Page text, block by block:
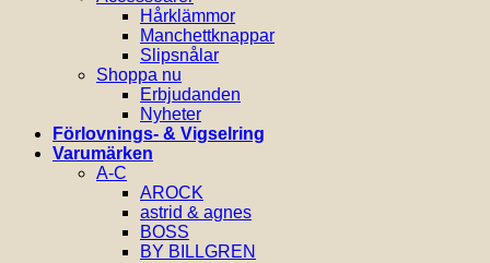
Hårklämmor
Manchettknappar
Slipsnålar
Shoppa nu
Erbjudanden
Nyheter
Förlovnings- & Vigselring
Varumärken
A-C
AROCK
astrid & agnes
BOSS
BY BILLGREN